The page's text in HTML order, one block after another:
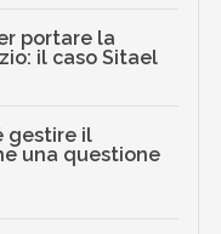
portare la
il caso Sitael
gestire il
una questione